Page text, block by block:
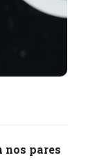
nos pares